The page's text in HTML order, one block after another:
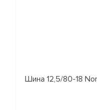
Шина 12,5/80-18